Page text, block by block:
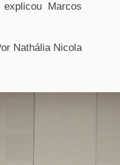
Marcos
Nathália Nicola